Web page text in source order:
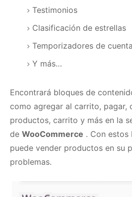
Testimonios
Clasificación de estrellas
Temporizadores de
Y más…
Encontrará bloques de
como agregar al carrito, pagar,
productos, carrito y más en la
de WooCommerce . Con estos
puede vender productos en su
problemas.